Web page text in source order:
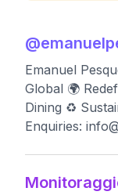
@
Emanuel
Global 🌍
Dining ♻️
Enquiries: